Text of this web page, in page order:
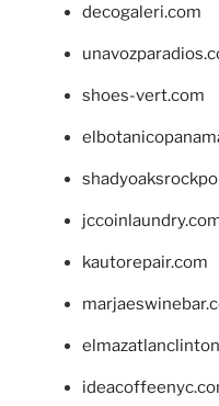
decogaleri.com
shoes-vert.com
kautorepair.com